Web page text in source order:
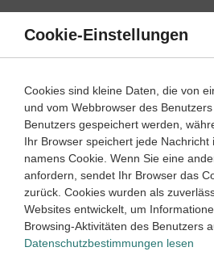
Direkt
Inhalt
Fit für den Übergang: Daten
Lernwege
Mathematik
Diagramme
Cookie-Einstellungen
Cookies sind kleine Daten, die von
und vom Webbrowser des
Benutzers gespeichert werden,
Ihr Browser speichert jede Nachricht
namens Cookie. Wenn Sie eine
anfordern, sendet Ihr Browser das
zurück. Cookies wurden als
Websites entwickelt, um
Browsing-Aktivitäten des Benutzers
Datenschutzbestimmungen lesen